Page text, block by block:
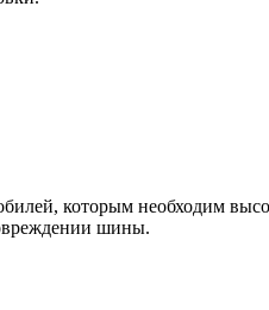
которым необходим
шины.